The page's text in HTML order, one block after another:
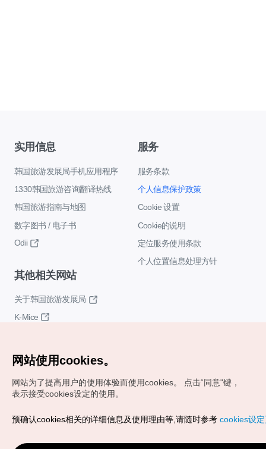
实用信息
韩国旅游发展局手机应用程序
1330韩国旅游咨询翻译热线
韩国旅游指南与地图
数字图书 / 电子书
Odii
服务
服务条款
个人信息保护政策
Cookie 设置
Cookie的说明
定位服务使用条款
个人位置信息处理方针
其他相关网站
关于韩国旅游发展局
K-Mice
Copyrights (c) 韩国旅游发展局版权所有
VISITKOREA官方邮箱
网站使用cookies。
网站为了提高用户的使用体验而使用cookies。
点击“同意"键，
表示接受cookies设定的使用。
预确认cookies相关的详细信息及使用理由等,请随时参考 cookies设